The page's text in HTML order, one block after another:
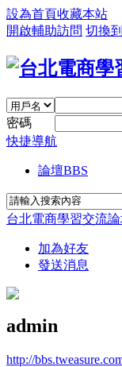
設為首頁收藏本站
開啟輔助訪問 切換
密碼
快捷導航
論壇BBS
台北電商學習交流論
加為好友
發送消息
admin
http://